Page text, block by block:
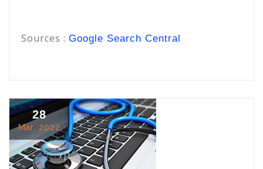
Sources : Google Search Central
28
Mar, 2022